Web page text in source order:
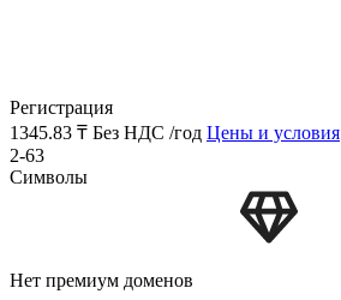
Регистрация
1345.83 ₸ Без НДС /год Цены и условия
2-63
Символы
Нет премиум доменов